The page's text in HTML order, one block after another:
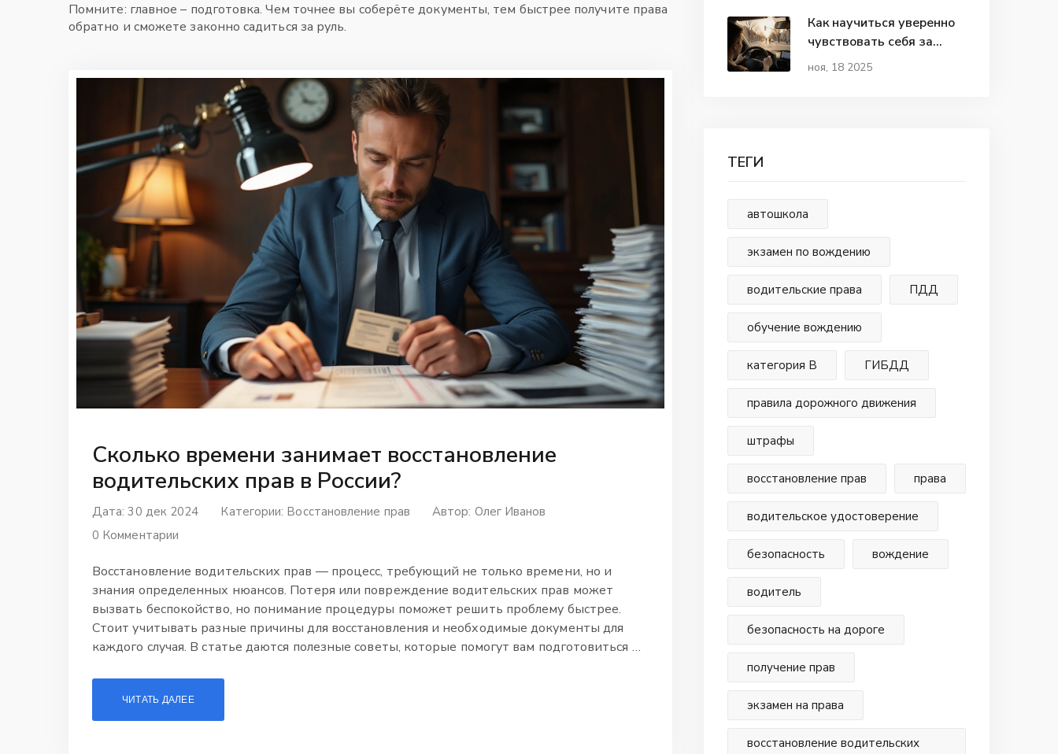
Помните: главное – подготовка. Чем точнее вы соберёте документы, тем быстрее получите права
обратно и сможете законно садиться за руль.
Сколько времени занимает восстановление
водительских прав в России?
Дата: 30 дек 2024 Категории: Восстановление прав Автор: Олег Иванов
0 Комментарии
Восстановление водительских прав — процесс, требующий не только времени, но и
знания определенных нюансов. Потеря или повреждение водительских прав может
вызвать беспокойство, но понимание процедуры поможет решить проблему быстрее.
Стоит учитывать разные причины для восстановления и необходимые документы для
каждого случая. В статье даются полезные советы, которые помогут вам подготовиться и
ЧИТАТЬ ДАЛЕЕ
Как научиться уверенно
чувствовать себя за
рулем: практические
ноя, 18 2025
ТЕГИ
автошкола
экзамен по вождению
водительские права ПДД
обучение вождению
категория В ГИБДД
правила дорожного движения
штрафы
восстановление прав права
водительское удостоверение
безопасность вождение
водитель
безопасность на дороге
получение прав
экзамен на права
восстановление водительских